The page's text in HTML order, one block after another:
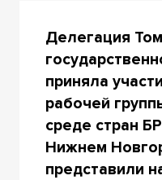
Делегация
приняла
рабочей
среде стран
Нижнем
представили